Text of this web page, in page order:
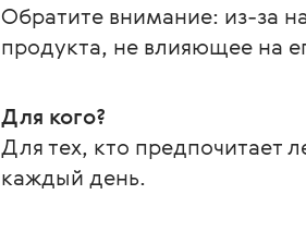
Обратите внимание: из-за
продукта, не влияющее на
Для кого?
Для тех, кто предпочитает
каждый день.